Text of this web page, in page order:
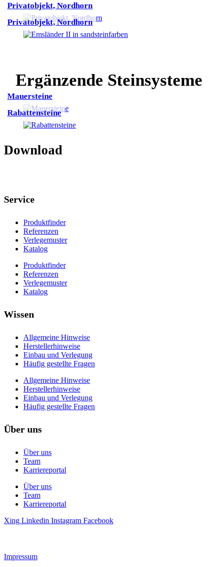
Privatobjekt, Nordhorn
Privatobjekt, Nordhorn
Ergänzende Steinsysteme
Mauersteine
Rabattensteine
Download
Service
Produktfinder
Referenzen
Verlegemuster
Katalog
Produktfinder
Referenzen
Verlegemuster
Katalog
Wissen
Allgemeine Hinweise
Herstellerhinweise
Einbau und Verlegung
Häufig gestellte Fragen
Allgemeine Hinweise
Herstellerhinweise
Einbau und Verlegung
Häufig gestellte Fragen
Über uns
Über uns
Team
Karriereportal
Über uns
Team
Karriereportal
Xing Linkedin Instagram Facebook
Impressum